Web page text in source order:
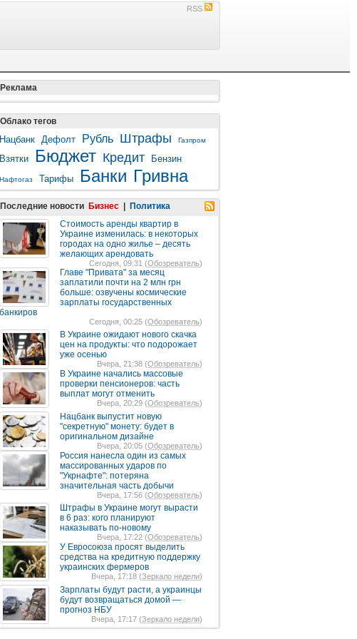
RSS
Реклама
Облако тегов
Нацбанк Дефолт Рубль Штрафы Газпром
Взятки Бюджет Кредит Бензин
Нафтогаз Тарифы Банки Гривна
Последние новости Бизнес
Политика
Стоимость аренды квартир в
Украине изменилась: в некоторых
городах на одно жилье – десять
желающих арендовать
Сегодня, 09:31 (Обозреватель)
Главе "Привата" за месяц
заплатили почти на 2 млн грн
больше: озвучены космические
зарплаты государственных
банкиров
Сегодня, 00:25 (Обозреватель)
В Украине ожидают нового скачка
цен на продукты: что подорожает
уже осенью
Вчера, 21:38 (Обозреватель)
В Украине начались массовые
проверки пенсионеров: часть
выплат могут отменить
Вчера, 20:29 (Обозреватель)
Нацбанк выпустит новую
"секретную" монету: будет в
оригинальном дизайне
Вчера, 20:05 (Обозреватель)
Россия нанесла один из самых
массированных ударов по
"Укрнафте": потеряна
значительная часть добычи
Вчера, 17:56 (Обозреватель)
Штрафы в Украине могут вырасти
в 6 раз: кого планируют
наказывать по-новому
Вчера, 17:22 (Обозреватель)
У Евросоюза просят выделить
средства на кредитную поддержку
украинских фермеров
Вчера, 17:18 (Зеркало недели)
Зарплаты будут расти, а украинцы
будут возвращаться домой —
прогноз НБУ
Вчера, 17:17 (Зеркало недели)